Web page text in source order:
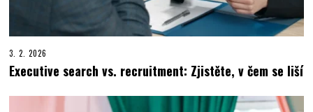
3. 2. 2026
Executive search vs. recruitment: Zjistěte, v čem se liší